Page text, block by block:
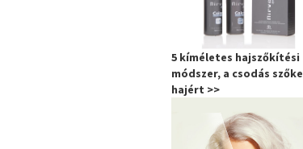
5 kíméletes hajszőkítési
módszer, a csodás szőke
hajért >>